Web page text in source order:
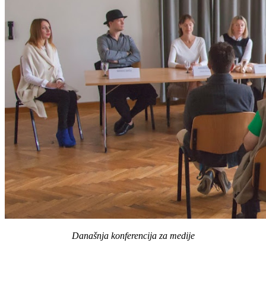
Današnja konferencija za medije